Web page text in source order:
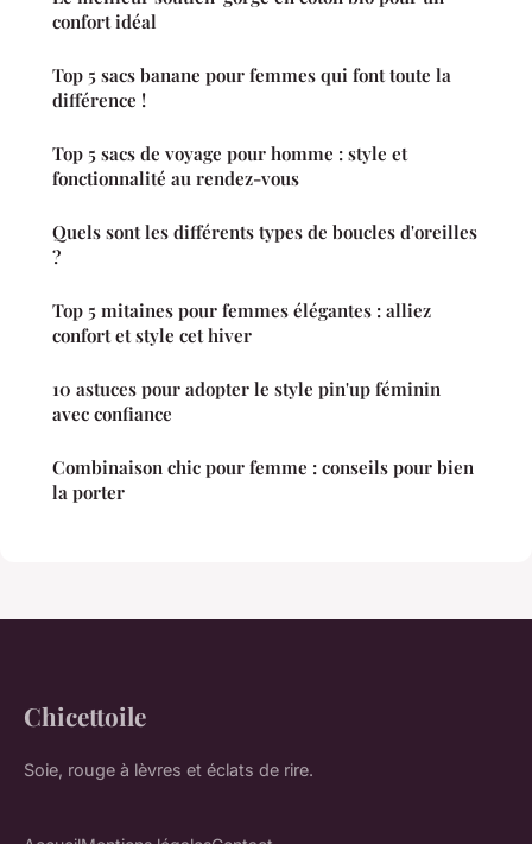
confort idéal
Top 5 sacs banane pour femmes qui font toute la
différence !
Top 5 sacs de voyage pour homme : style et
fonctionnalité au rendez-vous
Quels sont les différents types de boucles d'oreilles
?
Top 5 mitaines pour femmes élégantes : alliez
confort et style cet hiver
10 astuces pour adopter le style pin'up féminin
avec confiance
Combinaison chic pour femme : conseils pour bien
la porter
Chicettoile
Soie, rouge à lèvres et éclats de rire.